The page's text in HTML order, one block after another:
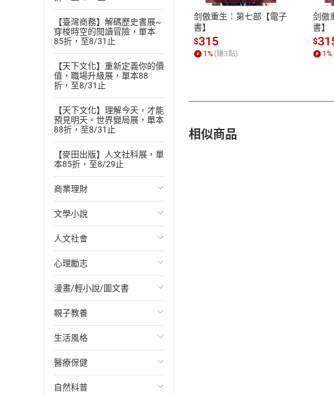
【臺灣商務】解碼歷史書展~
穿梭時空的閱讀冒險，單本
85折，至8/31止
【天下文化】重新定義你的價
值，職場升級展，單本88
折，至8/31止
【天下文化】理解今天，才能
預見明天。世界變局展，單本
88折，至8/31止
【麥田出版】人文社科展，單
本85折，至8/29止
商業理財
投資理財
經濟/趨勢
財務/金融
管理/領導
職場工作術
成功法
行銷/廣告
傳記
文學小說
歐美文學
日本文學
韓國文學
華文文學
經典文學
成長/家庭生活小說
懸疑/推理小說
人文社會
國際關係
政治
社會科學
台灣/中國歷史
日/韓歷史
其他歷史/史學
心理勵志
心靈成長/情緒
人際關係
兩性關係
心理學
漫畫/輕小說/圖文書
輕小說
奇幻/科幻
愛情故事
職場/社會寫實
親子教養
教育現場
兒童文學/故事
兒童科普/學習
生活風格
飲食/食譜
健身/美顏
醫療保健
健康/養生
自然科普
剑傲重生：第七部【電子
書】
$315
1 % (賺3點)
剑傲
書】
$
1 %
相似商品